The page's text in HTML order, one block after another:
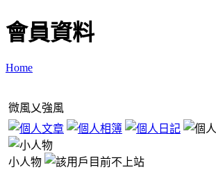
會員資料
Home
微風乂強風
小人物